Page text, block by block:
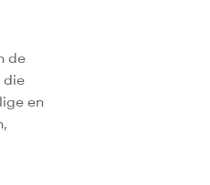
de
die
en